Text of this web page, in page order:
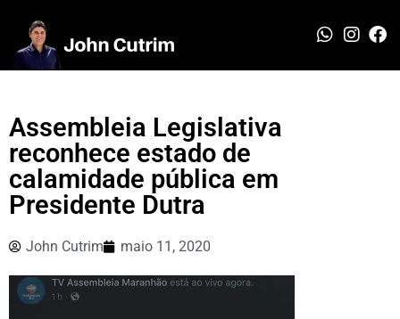
Assembleia Legislativa
reconhece estado de
calamidade pública em
Presidente Dutra
John Cutrim maio 11, 2020